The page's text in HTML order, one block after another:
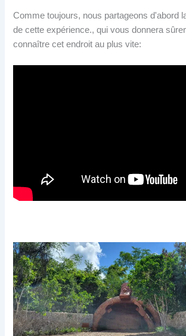
Comme toujours, nous partageons d'abord
de cette expérience., qui vous donnera
connaître cet endroit au plus vite: